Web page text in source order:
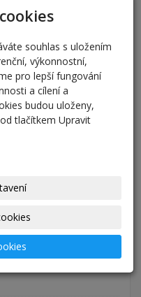
2025/2026
souhlas s uložením
výkonnostní,
pro lepší fungování
a cílení a
budou uloženy,
tlačítkem Upravit